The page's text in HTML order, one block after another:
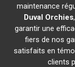
maintenance
Duval Orchies
garantir une
fiers de nos
satisfaits en
clients